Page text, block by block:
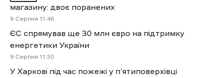
магазину: двоє поранених
9 Cерпня 11:46
ЄС спрямував ще 30 млн євро на підтримку
енергетики України
9 Cерпня 11:30
У Харкові під час пожежі у п’ятиповерхівці